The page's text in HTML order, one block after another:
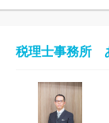
税理士事務所